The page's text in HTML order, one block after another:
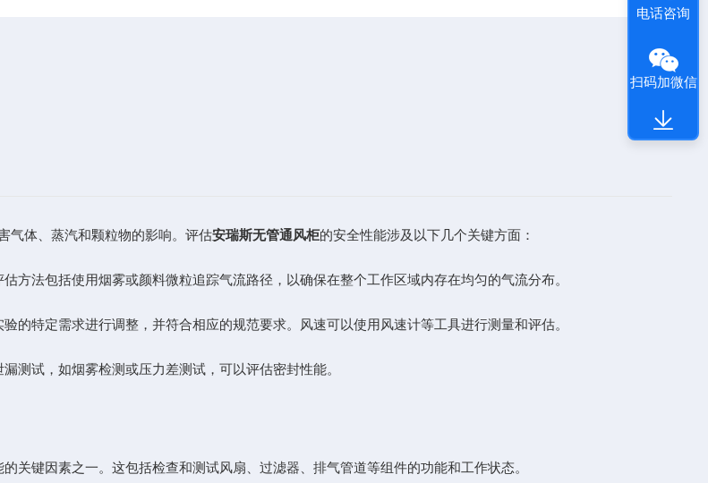
气体、蒸汽和颗粒物的影响。评估安瑞斯无管通风柜的安全性能涉及以下几个关键方面：
法包括使用烟雾或颜料微粒追踪气流路径，以确保在整个工作区域内存在均匀的气流分布。
特定需求进行调整，并符合相应的规范要求。风速可以使用风速计等工具进行测量和评估。
试，如烟雾检测或压力差测试，可以评估密封性能。
键因素之一。这包括检查和测试风扇、过滤器、排气管道等组件的功能和工作状态。
电话咨询
扫码加微信